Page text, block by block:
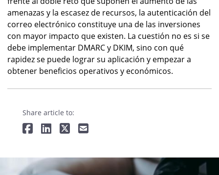
amenazas y la escasez de recursos, la autenticación del
correo electrónico constituye una de las inversiones
con mayor impacto que existen. La cuestión no es si se
debe implementar DMARC y DKIM, sino con qué
rapidez se puede lograr su aplicación y empezar a
obtener beneficios operativos y económicos.
Share article to: